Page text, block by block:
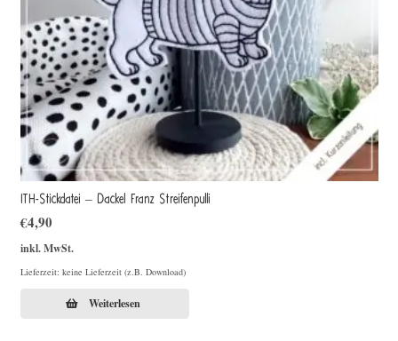
ITH-Stickdatei – Dackel Franz Streifenpulli
€4,90
inkl. MwSt.
Lieferzeit: keine Lieferzeit (z.B. Download)
Weiterlesen